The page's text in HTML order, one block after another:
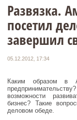
Развязка.
посетил
завершил
05.12.2012, 17:34
Каким образом в
возможности
бизнес? Такие
деловом обеде.